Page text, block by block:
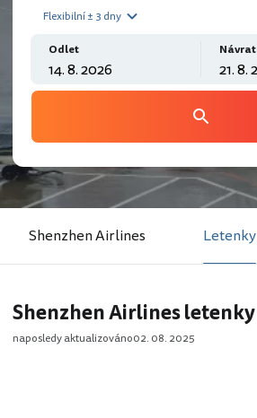
Flexibilní ± 3 dny
Odlet Návrat
Shenzhen Airlines Letenky
Shenzhen Airlines letenky
naposledy aktualizováno02. 08. 2025